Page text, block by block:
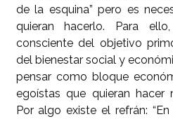
de la esquina” pero es
quieran hacerlo. Para
consciente del objetivo
del bienestar social y
pensar como bloque
egoístas que quieran hacer
Por algo existe el refrán: